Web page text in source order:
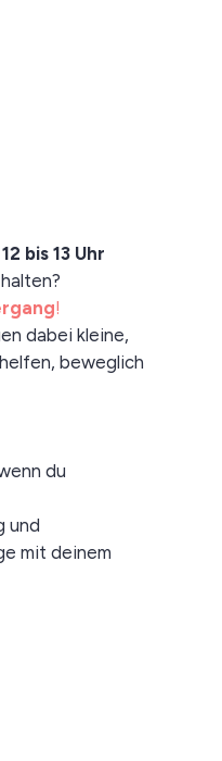
bis 13 Uhr
!
dabei kleine,
beweglich
du
und
mit deinem